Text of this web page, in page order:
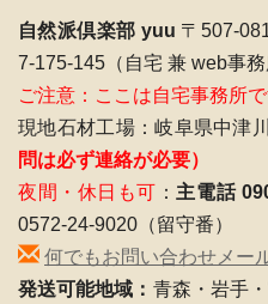
自然派倶楽部 yuu 〒507-
7-175-145（自宅 兼 web事務
ご注意：ここは自宅事務所で
現地石材工場：岐阜県中津
問は必ず連絡が必要）
夜間・休日も可 ： 主電話
0572-24-9020（留守番）
何でもお問い合わせメー
発送可能地域： 青森・岩手